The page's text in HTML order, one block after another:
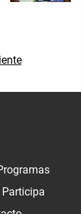
Participa